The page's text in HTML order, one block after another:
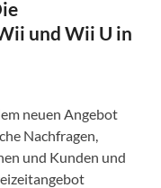
und Wii U in
neuen Angebot
Nachfragen,
und Kunden und